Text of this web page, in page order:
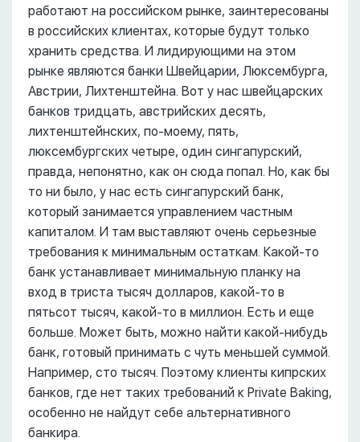
работают на российском рынке, заинтересованы
в российских клиентах, которые будут только
хранить средства. И лидирующими на этом
рынке являются банки Швейцарии, Люксембурга,
Австрии, Лихтенштейна. Вот у нас швейцарских
банков тридцать, австрийских десять,
лихтенштейнских, по-моему, пять,
люксембургских четыре, один сингапурский,
правда, непонятно, как он сюда попал. Но, как бы
то ни было, у нас есть сингапурский банк,
который занимается управлением частным
капиталом. И там выставляют очень серьезные
требования к минимальным остаткам. Какой-то
банк устанавливает минимальную планку на
вход в триста тысяч долларов, какой-то в
пятьсот тысяч, какой-то в миллион. Есть и еще
больше. Может быть, можно найти какой-нибудь
банк, готовый принимать с чуть меньшей суммой.
Например, сто тысяч. Поэтому клиенты кипрских
банков, где нет таких требований к Private Baking,
особенно не найдут себе альтернативного
банкира.